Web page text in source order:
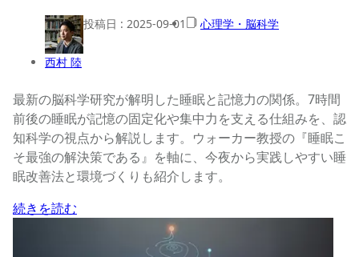
西村 陸
投稿日 : 2025-09-01 心理学・脳科学
最新の脳科学研究が解明した睡眠と記憶力の関係。7時間
前後の睡眠が記憶の固定化や集中力を支える仕組みを、認
知科学の視点から解説します。ウォーカー教授の『睡眠こ
そ最強の解決策である』を軸に、今夜から実践しやすい睡
眠改善法と環境づくりも紹介します。
続きを読む